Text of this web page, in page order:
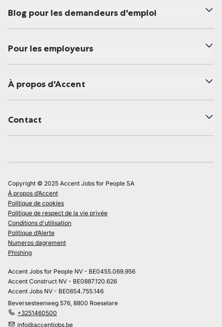
Blog pour les demandeurs d'emploi
Pour les employeurs
À propos d'Accent
Contact
Copyright © 2025 Accent Jobs for People SA
À propos d’Accent
Politique de cookies
Politique de respect de la vie privée
Conditions d'utilisation
Politique d’Alerte
Numeros dagrement
Phishing
Accent Jobs for People NV - BE0455.069.956
Accent Construct NV - BE0887.120.626
Accent Jobs NV - BE0654.755.146
Beversesteenweg 576, 8800 Roeselare
+3251460500
info@accentjobs.be